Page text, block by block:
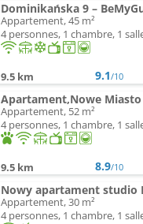
Dominikańska 9 –
Appartement, 45 m²
4 personnes, 1 chambre, 1
9.5 km 9.1/10
Appartement, 52 m²
4 personnes, 1 chambre, 1
9.5 km 8.9/10
Nowy apartament studio
Appartement, 30 m²
4 personnes, 1 chambre, 1